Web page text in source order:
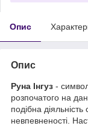
Опис
Опис
Руна Інгуз -
розпочатого на
подібна
невпевненості.